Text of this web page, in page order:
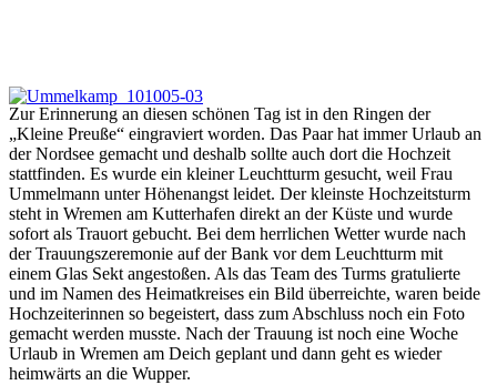
Zur Erinnerung an diesen schönen Tag ist in den Ringen der
„Kleine Preuße“ eingraviert worden. Das Paar hat immer Urlaub an
der Nordsee gemacht und deshalb sollte auch dort die Hochzeit
stattfinden. Es wurde ein kleiner Leuchtturm gesucht, weil Frau
Ummelmann unter Höhenangst leidet. Der kleinste Hochzeitsturm
steht in Wremen am Kutterhafen direkt an der Küste und wurde
sofort als Trauort gebucht. Bei dem herrlichen Wetter wurde nach
der Trauungszeremonie auf der Bank vor dem Leuchtturm mit
einem Glas Sekt angestoßen. Als das Team des Turms gratulierte
und im Namen des Heimatkreises ein Bild überreichte, waren beide
Hochzeiterinnen so begeistert, dass zum Abschluss noch ein Foto
gemacht werden musste. Nach der Trauung ist noch eine Woche
Urlaub in Wremen am Deich geplant und dann geht es wieder
heimwärts an die Wupper.